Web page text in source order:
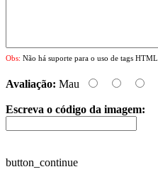
Obs: Não há suporte para o uso de tags HTML.
Avaliação: Mau
Escreva o código da imagem:
button_continue